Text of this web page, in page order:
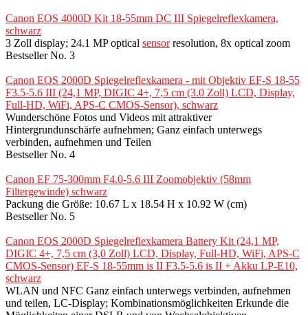
Canon EOS 4000D Kit 18-55mm DC III Spiegelreflexkamera,
schwarz
3 Zoll display; 24.1 MP optical sensorresolution, 8x optical zoom
Bestseller No. 3
Canon EOS 2000D Spiegelreflexkamera - mit Objektiv EF-S 18-55
F3.5-5.6 III (24,1 MP, DIGIC 4+, 7,5 cm (3.0 Zoll) LCD, Display,
Full-HD, WiFi, APS-C CMOS-Sensor), schwarz
Wunderschöne Fotos und Videos mit attraktiver
Hintergrundunschärfe aufnehmen; Ganz einfach unterwegs
verbinden, aufnehmen und Teilen
Bestseller No. 4
Canon EF 75-300mm F4.0-5.6 III Zoomobjektiv (58mm
Filtergewinde) schwarz
Packung die Größe: 10.67 L x 18.54 H x 10.92 W (cm)
Bestseller No. 5
Canon EOS 2000D Spiegelreflexkamera Battery Kit (24,1 MP,
DIGIC 4+, 7,5 cm (3,0 Zoll) LCD, Display, Full-HD, WiFi, APS-C
CMOS-Sensor) EF-S 18-55mm is II F3.5-5.6 is II + Akku LP-E10,
schwarz
WLAN und NFC Ganz einfach unterwegs verbinden, aufnehmen
und teilen, LC-Display; Kombinationsmöglichkeiten Erkunde die